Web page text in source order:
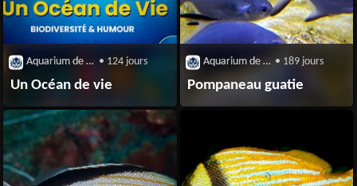
Aquarium de Biarrtiz • 124 jours
Un Océan de vie
Aquarium de Biarrtiz • 189 jours
Pompaneau guatie